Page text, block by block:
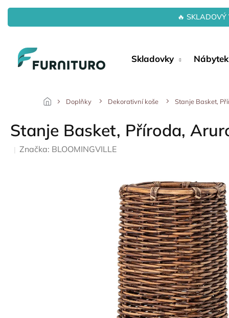
Přejít
obsah
🔥
Skladovky Nábytek
Doplňky Dekorativní koše Stanje Basket,
Stanje Basket, Příroda,
Značka: BLOOMINGVILLE